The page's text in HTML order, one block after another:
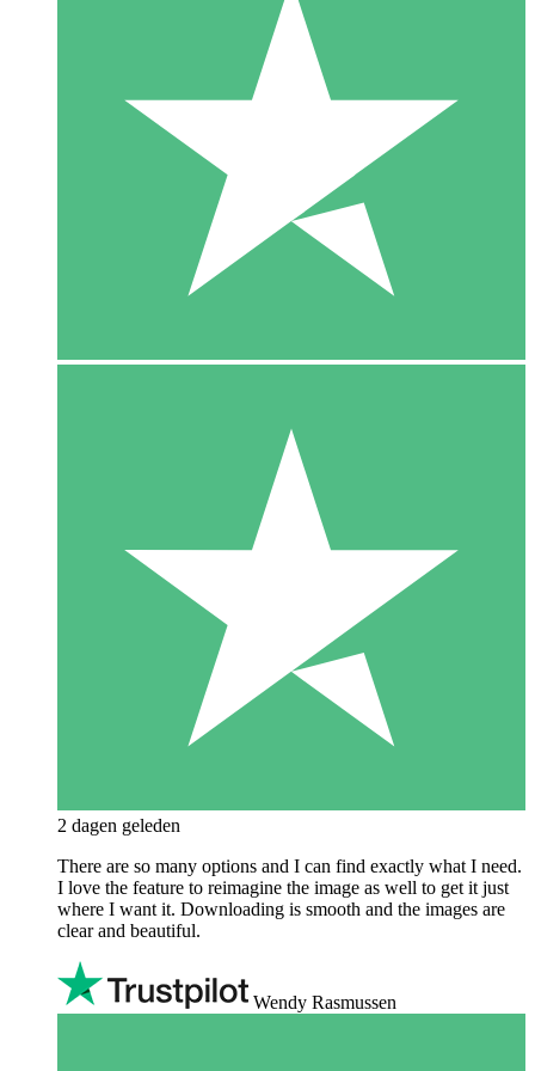
2 dagen geleden
There are so many options and I can find exactly what I need.
I love the feature to reimagine the image as well to get it just
where I want it. Downloading is smooth and the images are
clear and beautiful.
Wendy Rasmussen